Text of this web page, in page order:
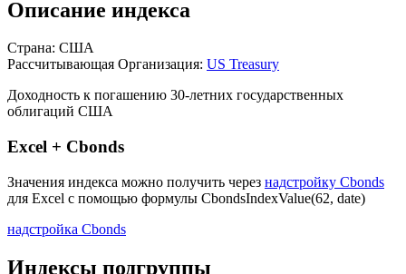
Описание индекса
Страна: США
Рассчитывающая Организация: US Treasury
Доходность к погашению 30-летних государственных
облигаций США
Excel + Cbonds
Значения индекса можно получить через надстройку Cbonds
для Excel с помощью формулы CbondsIndexValue(62, date)
надстройка Cbonds
Индексы подгруппы